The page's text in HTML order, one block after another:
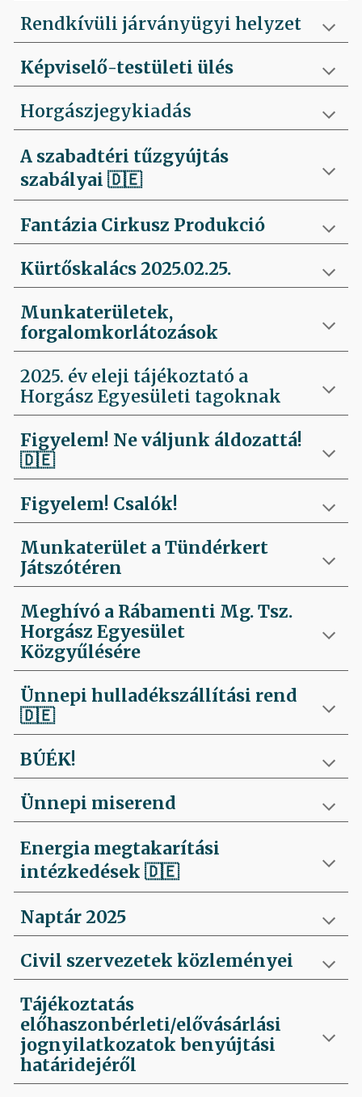
Rendkívüli járványügyi helyzet
Képviselő-testületi ülés
Horgászjegykiadás
A szabadtéri tűzgyújtás
szabályai 🇩🇪
Fantázia Cirkusz Produkció
Kürtőskalács 2025.02.25.
Munkaterületek,
forgalomkorlátozások
2025. év eleji tájékoztató a
Horgász Egyesületi tagoknak
Figyelem! Ne váljunk áldozattá!
🇩🇪
Figyelem! Csalók!
Munkaterület a Tündérkert
Játszótéren
Meghívó a Rábamenti Mg. Tsz.
Horgász Egyesület
Közgyűlésére
Ünnepi hulladékszállítási rend
🇩🇪
BÚÉK!
Ünnepi miserend
Energia megtakarítási
intézkedések🇩🇪
Naptár 2025
Civil szervezetek közleményei
Tájékoztatás
előhaszonbérleti/elővásárlási
jognyilatkozatok benyújtási
határidejéről